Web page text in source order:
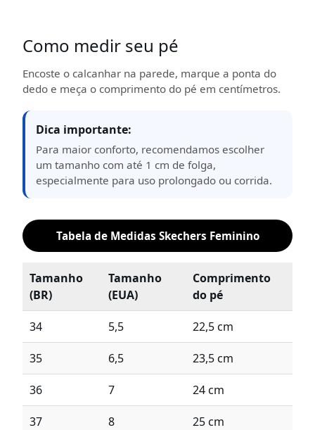
Como medir seu pé
Encoste o calcanhar na parede, marque a ponta do
dedo e meça o comprimento do pé em centímetros.
Dica importante:
Para maior conforto, recomendamos escolher
um tamanho com até 1 cm de folga,
especialmente para uso prolongado ou corrida.
Tabela de Medidas Skechers Feminino
Tamanho
(BR)
Tamanho
(EUA)
Comprimento
do pé
34 5,5 22,5 cm
35 6,5 23,5 cm
36 7 24 cm
37 8 25 cm